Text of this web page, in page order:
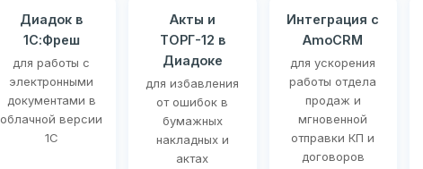
Диадок в
1С:Фреш
для работы с
электронными
документами в
облачной версии
1С
Акты и
ТОРГ-12 в
Диадоке
для избавления
от ошибок в
бумажных
накладных и
актах
Интеграция с
AmoCRM
для ускорения
работы отдела
продаж и
мгновенной
отправки КП и
договоров